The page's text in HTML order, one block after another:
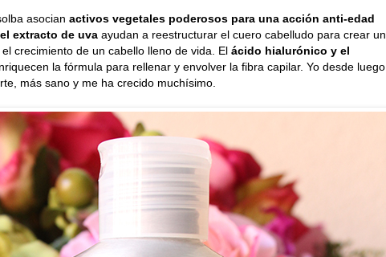
asocian activos vegetales poderosos para una acción anti-edad
extracto de uva ayudan a reestructurar el cuero cabelludo para crear un
crecimiento de un cabello lleno de vida. El ácido hialurónico y el
la fórmula para rellenar y envolver la fibra capilar. Yo desde luego
más sano y me ha crecido muchísimo.